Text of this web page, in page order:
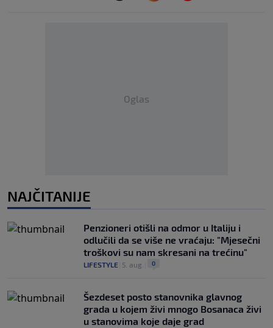
Oglas
NAJČITANIJE
Penzioneri otišli na odmor u Italiju i
odlučili da se više ne vraćaju: "Mjesečni
troškovi su nam skresani na trećinu"
LIFESTYLE 5. aug. 0
Šezdeset posto stanovnika glavnog
grada u kojem živi mnogo Bosanaca živi
u stanovima koje daje grad